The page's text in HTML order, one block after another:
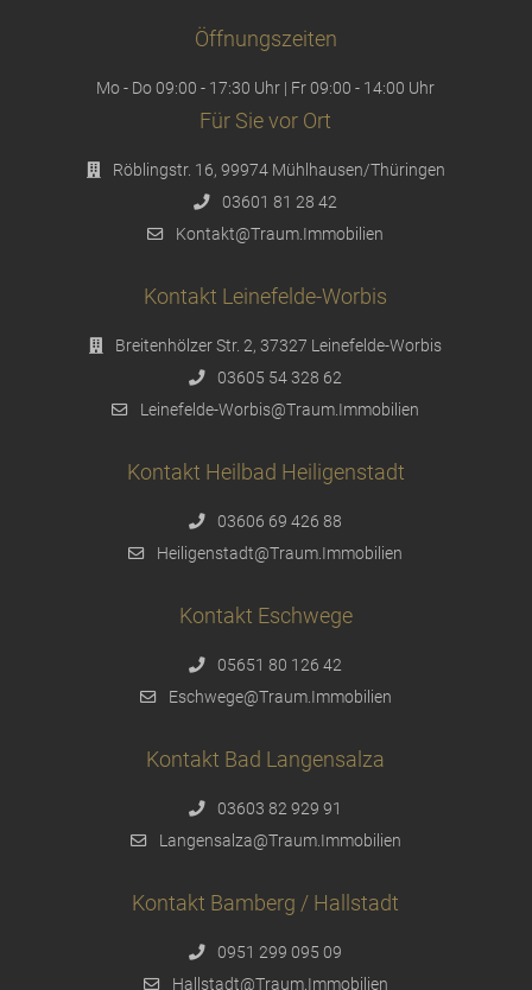
Öffnungszeiten
Mo - Do 09:00 - 17:30 Uhr | Fr 09:00 - 14:00 Uhr
Für Sie vor Ort
Röblingstr. 16, 99974 Mühlhausen/Thüringen
03601 81 28 42
Kontakt@Traum.Immobilien
Kontakt Leinefelde-Worbis
Breitenhölzer Str. 2, 37327 Leinefelde-Worbis
03605 54 328 62
Leinefelde-Worbis@Traum.Immobilien
Kontakt Heilbad Heiligenstadt
03606 69 426 88
Heiligenstadt@Traum.Immobilien
Kontakt Eschwege
05651 80 126 42
Eschwege@Traum.Immobilien
Kontakt Bad Langensalza
03603 82 929 91
Langensalza@Traum.Immobilien
Kontakt Bamberg / Hallstadt
0951 299 095 09
Hallstadt@Traum.Immobilien